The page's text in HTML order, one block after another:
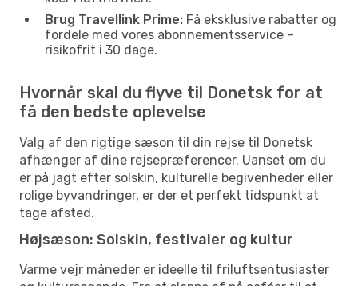
Brug Travellink Prime: Få eksklusive rabatter og
fordele med vores abonnementsservice –
risikofrit i 30 dage.
Hvornår skal du flyve til Donetsk for at
få den bedste oplevelse
Valg af den rigtige sæson til din rejse til Donetsk
afhænger af dine rejsepræferencer. Uanset om du
er på jagt efter solskin, kulturelle begivenheder eller
rolige byvandringer, er der et perfekt tidspunkt at
tage afsted.
Højsæson: Solskin, festivaler og kultur
Varme vejr måneder er ideelle til friluftsentusiaster